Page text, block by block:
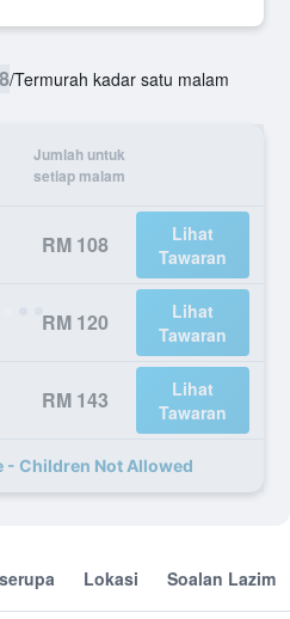
/Termurah kadar satu malam
Jumlah untuk
setiap malam
RM 108
Lihat
Tawaran
RM 120
Lihat
Tawaran
RM 143
Lihat
Tawaran
- Children Not Allowed
Lokasi Soalan Lazim